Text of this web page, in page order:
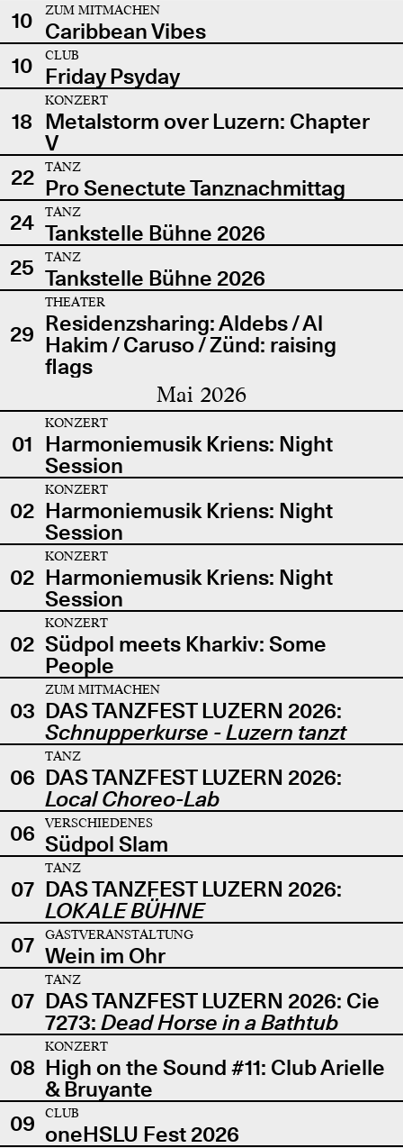
10
ZUM MITMACHEN
Caribbean Vibes
10
CLUB
Friday Psyday
18
KONZERT
Metalstorm over Luzern: Chapter
V
22
TANZ
Pro Senectute Tanznachmittag
24
TANZ
Tankstelle Bühne 2026
25
TANZ
Tankstelle Bühne 2026
29
THEATER
Residenzsharing: Aldebs / Al
Hakim / Caruso / Zünd: raising
flags
Mai 2026
01
KONZERT
Harmoniemusik Kriens: Night
Session
02
KONZERT
Harmoniemusik Kriens: Night
Session
02
KONZERT
Harmoniemusik Kriens: Night
Session
02
KONZERT
Südpol meets Kharkiv: Some
People
03
ZUM MITMACHEN
DAS TANZFEST LUZERN 2026:
Schnupperkurse - Luzern tanzt
06
TANZ
DAS TANZFEST LUZERN 2026:
Local Choreo-Lab
06
VERSCHIEDENES
Südpol Slam
07
TANZ
DAS TANZFEST LUZERN 2026:
LOKALE BÜHNE
07
GASTVERANSTALTUNG
Wein im Ohr
07
TANZ
DAS TANZFEST LUZERN 2026: Cie
7273: Dead Horse in a Bathtub
08
KONZERT
High on the Sound #11: Club Arielle
& Bruyante
09
CLUB
oneHSLU Fest 2026